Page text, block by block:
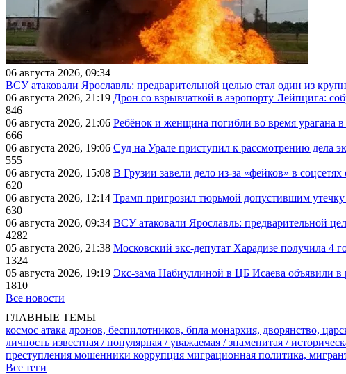
06 августа 2026, 09:34
ВСУ атаковали Ярославль: предварительной целью стал один из
06 августа 2026, 21:19 Дрон со взрывчаткой в аэропорту Лейпцига:
846
06 августа 2026, 21:06 Ребёнок и женщина погибли во время урагана
666
06 августа 2026, 19:06 Суд на Урале приступил к рассмотрению дела
555
06 августа 2026, 15:08 В Грузии завели дело из-за «фейков» в
620
06 августа 2026, 12:14 Трамп пригрозил тюрьмой допустившим
630
06 августа 2026, 09:34 ВСУ атаковали Ярославль: предварительной
4282
05 августа 2026, 21:38 Московский экс-депутат Харадизе получила 4
1324
05 августа 2026, 19:19 Экс-зама Набиуллиной в ЦБ Исаева объявили
1810
Все новости
ГЛАВНЫЕ ТЕМЫ
космос атака дронов, беспилотников, бпла монархия, дворянство,
личность известная / популярная / уважаемая / знаменитая /
преступления мошенники коррупция миграционная политика,
Все теги